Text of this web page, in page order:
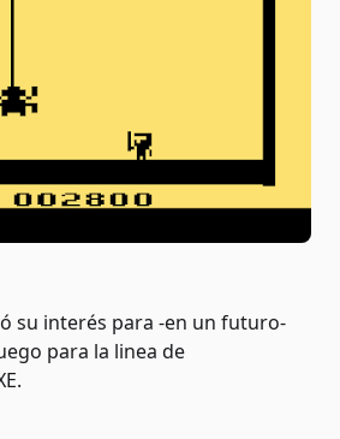
su interés para -en un futuro-
para la linea de